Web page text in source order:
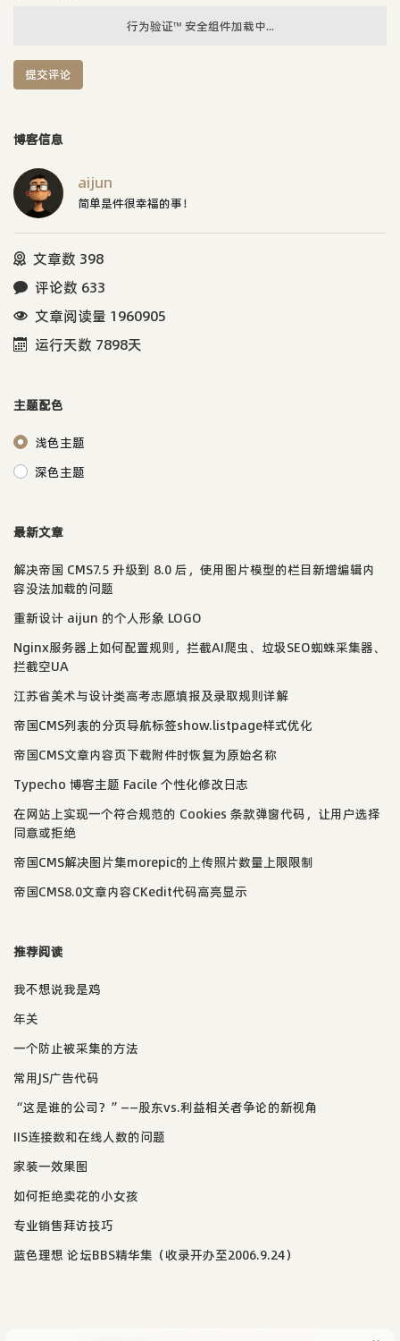
行为验证™ 安全组件加载中...
提交评论
博客信息
aijun
简单是件很幸福的事！
文章数 398
评论数 633
文章阅读量 1960905
运行天数 7898天
主题配色
浅色主题
深色主题
最新文章
解决帝国 CMS7.5 升级到 8.0 后，使用图片模型的栏目新增编辑内
容没法加载的问题
重新设计 aijun 的个人形象 LOGO
Nginx服务器上如何配置规则，拦截AI爬虫、垃圾SEO蜘蛛采集器、
拦截空UA
江苏省美术与设计类高考志愿填报及录取规则详解
帝国CMS列表的分页导航标签show.listpage样式优化
帝国CMS文章内容页下载附件时恢复为原始名称
Typecho 博客主题 Facile 个性化修改日志
在网站上实现一个符合规范的 Cookies 条款弹窗代码，让用户选择
同意或拒绝
帝国CMS解决图片集morepic的上传照片数量上限限制
帝国CMS8.0文章内容CKedit代码高亮显示
推荐阅读
我不想说我是鸡
年关
一个防止被采集的方法
常用JS广告代码
“这是谁的公司？”——股东vs.利益相关者争论的新视角
IIS连接数和在线人数的问题
家装一效果图
如何拒绝卖花的小女孩
专业销售拜访技巧
蓝色理想 论坛BBS精华集（收录开办至2006.9.24）